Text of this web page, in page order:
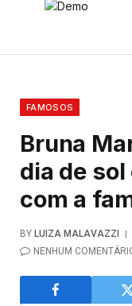
FAMOSOS
Bruna
dia de sol
com a
BY LUIZA MALAVAZZI
NENHUM